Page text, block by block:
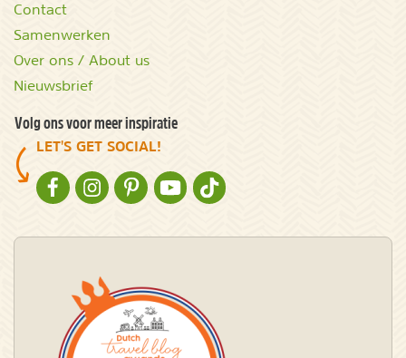
Contact
Samenwerken
Over ons / About us
Nieuwsbrief
Volg ons voor meer inspiratie
LET'S GET SOCIAL!
NATURESCANNER OP FACEBOOK
NATURESCANNER OP INSTAGRAM
NATURESCANNER OP PINTEREST
NATURESCANNER OP YOUTUBE
NATURESCANNER OP TIKTOK